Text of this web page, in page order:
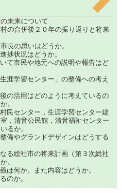
未来について
の合併後２０年の振り返りと将来
の思いはどうか。
状況はどうか。
市民や地元への説明や報告はど
学習センター」の整備への考え
活用はどのように考えているの
。
センター，生涯学習センター建
，清音公民館，清音福祉センター
るか。
やグランドデザインはどうする
総社市の将来計画（第３次総社
。
何か。また内容はどうか。
か。